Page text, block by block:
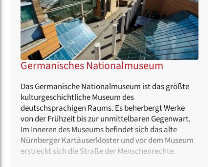
Germanisches Nationalmuseum
Das Germanische Nationalmuseum ist das größte
kulturgeschichtliche Museum des
deutschsprachigen Raums. Es beherbergt Werke
von der Frühzeit bis zur unmittelbaren Gegenwart.
Im Inneren des Museums befindet sich das alte
Nürnberger Kartäuserkloster und vor dem Museum
erstreckt sich die Straße der Menschenrechte.